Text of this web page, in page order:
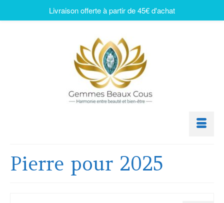
Pierre pour 2025
Livraison offerte à partir de 45€ d'achat